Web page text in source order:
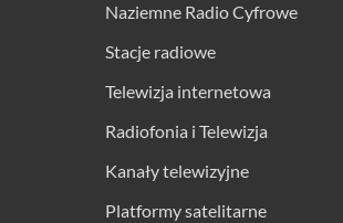
Naziemne Radio Cyfrowe
Stacje radiowe
Telewizja internetowa
Radiofonia i Telewizja
Kanały telewizyjne
Platformy satelitarne